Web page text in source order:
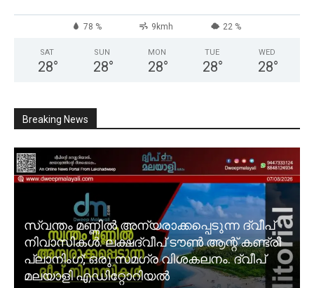
78 % 9kmh 22 %
SAT
28°
SUN
28°
MON
28°
TUE
28°
WED
28°
Breaking News
സ്വന്തം മണ്ണിൽ അന്യരാക്കപ്പെടുന്ന ദ്വീപ്
നിവാസികൾ. ലക്ഷദ്വീപ് ടൗൺ ആന്റ് കണ്ട്രി
പ്ലാനിംഗ്; ഒരു സമഗ്ര വിശകലനം. ദ്വീപ്
മലയാളി എഡിറ്റോറിയൽ